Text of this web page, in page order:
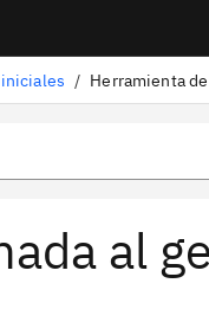
/ Herramienta
al